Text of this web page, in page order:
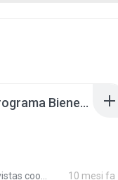
Sebastián Fuentes en el programa Bienestar y otras yerbas, en AgenHoy Radio 250815.mp3
cooperativistas 10 mesi fa